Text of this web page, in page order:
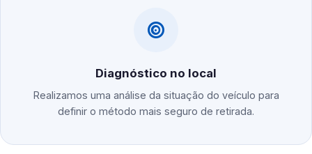
Diagnóstico no local
Realizamos uma análise da situação do veículo para
definir o método mais seguro de retirada.